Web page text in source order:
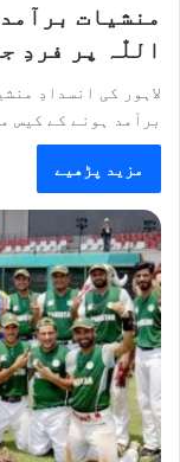
منشیات
اللّٰہ پر فردِ
برآمد ہونے کے کیس
مزید پڑھیے